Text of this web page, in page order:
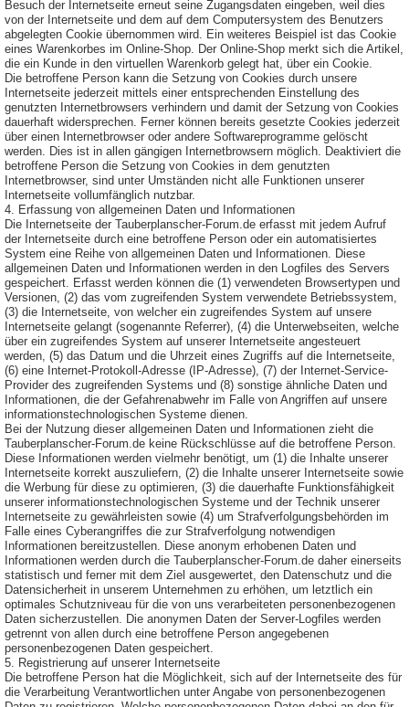
Besuch der Internetseite erneut seine Zugangsdaten eingeben, weil dies
von der Internetseite und dem auf dem Computersystem des Benutzers
abgelegten Cookie übernommen wird. Ein weiteres Beispiel ist das Cookie
eines Warenkorbes im Online-Shop. Der Online-Shop merkt sich die Artikel,
die ein Kunde in den virtuellen Warenkorb gelegt hat, über ein Cookie.
Die betroffene Person kann die Setzung von Cookies durch unsere
Internetseite jederzeit mittels einer entsprechenden Einstellung des
genutzten Internetbrowsers verhindern und damit der Setzung von Cookies
dauerhaft widersprechen. Ferner können bereits gesetzte Cookies jederzeit
über einen Internetbrowser oder andere Softwareprogramme gelöscht
werden. Dies ist in allen gängigen Internetbrowsern möglich. Deaktiviert die
betroffene Person die Setzung von Cookies in dem genutzten
Internetbrowser, sind unter Umständen nicht alle Funktionen unserer
Internetseite vollumfänglich nutzbar.
4. Erfassung von allgemeinen Daten und Informationen
Die Internetseite der Tauberplanscher-Forum.de erfasst mit jedem Aufruf
der Internetseite durch eine betroffene Person oder ein automatisiertes
System eine Reihe von allgemeinen Daten und Informationen. Diese
allgemeinen Daten und Informationen werden in den Logfiles des Servers
gespeichert. Erfasst werden können die (1) verwendeten Browsertypen und
Versionen, (2) das vom zugreifenden System verwendete Betriebssystem,
(3) die Internetseite, von welcher ein zugreifendes System auf unsere
Internetseite gelangt (sogenannte Referrer), (4) die Unterwebseiten, welche
über ein zugreifendes System auf unserer Internetseite angesteuert
werden, (5) das Datum und die Uhrzeit eines Zugriffs auf die Internetseite,
(6) eine Internet-Protokoll-Adresse (IP-Adresse), (7) der Internet-Service-
Provider des zugreifenden Systems und (8) sonstige ähnliche Daten und
Informationen, die der Gefahrenabwehr im Falle von Angriffen auf unsere
informationstechnologischen Systeme dienen.
Bei der Nutzung dieser allgemeinen Daten und Informationen zieht die
Tauberplanscher-Forum.de keine Rückschlüsse auf die betroffene Person.
Diese Informationen werden vielmehr benötigt, um (1) die Inhalte unserer
Internetseite korrekt auszuliefern, (2) die Inhalte unserer Internetseite sowie
die Werbung für diese zu optimieren, (3) die dauerhafte Funktionsfähigkeit
unserer informationstechnologischen Systeme und der Technik unserer
Internetseite zu gewährleisten sowie (4) um Strafverfolgungsbehörden im
Falle eines Cyberangriffes die zur Strafverfolgung notwendigen
Informationen bereitzustellen. Diese anonym erhobenen Daten und
Informationen werden durch die Tauberplanscher-Forum.de daher einerseits
statistisch und ferner mit dem Ziel ausgewertet, den Datenschutz und die
Datensicherheit in unserem Unternehmen zu erhöhen, um letztlich ein
optimales Schutzniveau für die von uns verarbeiteten personenbezogenen
Daten sicherzustellen. Die anonymen Daten der Server-Logfiles werden
getrennt von allen durch eine betroffene Person angegebenen
personenbezogenen Daten gespeichert.
5. Registrierung auf unserer Internetseite
Die betroffene Person hat die Möglichkeit, sich auf der Internetseite des für
die Verarbeitung Verantwortlichen unter Angabe von personenbezogenen